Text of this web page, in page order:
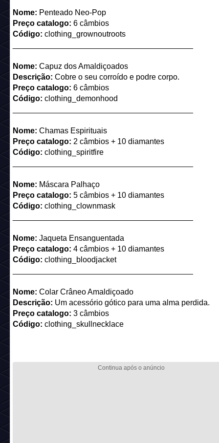
Nome: Penteado Neo-Pop
Preço catalogo: 6 câmbios
Código: clothing_grownoutroots
Nome: Capuz dos Amaldiçoados
Descrição: Cobre o seu corroído e podre corpo.
Preço catalogo: 6 câmbios
Código: clothing_demonhood
Nome: Chamas Espirituais
Preço catalogo: 2 câmbios + 10 diamantes
Código: clothing_spiritfire
Nome: Máscara Palhaço
Preço catalogo: 5 câmbios + 10 diamantes
Código: clothing_clownmask
Nome: Jaqueta Ensanguentada
Preço catalogo: 4 câmbios + 10 diamantes
Código: clothing_bloodjacket
Nome: Colar Crâneo Amaldiçoado
Descrição: Um acessório gótico para uma alma perdida.
Preço catalogo: 3 câmbios
Código: clothing_skullnecklace